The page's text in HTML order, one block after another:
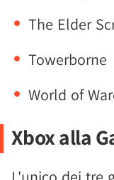
The Elder
Towerborne
World of
Xbox alla